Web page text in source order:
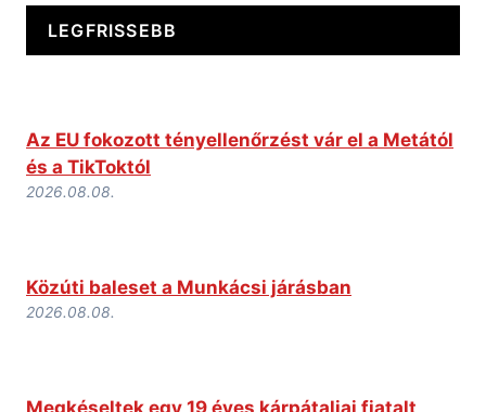
LEGFRISSEBB
Az EU fokozott tényellenőrzést vár el a Metától
és a TikToktól
2026.08.08.
Közúti baleset a Munkácsi járásban
2026.08.08.